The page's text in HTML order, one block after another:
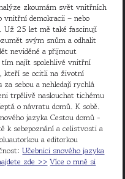
zkoumám svět vnitřních
vnitřní demokracii – nebo
Už 25 let mě také fascinují
svým snům a odhalit
neviděné a přijmout
tím najít spolehlivé vnitřní
kteří se ocitli na životní
sebou a nehledají rychlá
trpělivě naslouchat tichému
o návratu domů. K sobě.
jazyka Cestou domů -
k sebepoznání a celistvosti a
a editorkou
Učebnici snového jazyka
zde >> Více o mně si